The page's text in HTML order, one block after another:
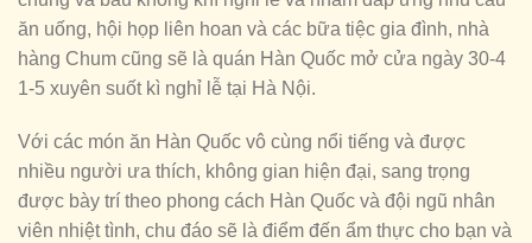
ăn uống, hội họp liên hoan và các bữa tiệc gia đình, nhà
hàng Chum cũng sẽ là quán Hàn Quốc mở cửa ngày 30-4
1-5 xuyên suốt kì nghỉ lễ tại Hà Nội.
Với các món ăn Hàn Quốc vô cùng nổi tiếng và được
nhiều người ưa thích, không gian hiện đại, sang trọng
được bày trí theo phong cách Hàn Quốc và đội ngũ nhân
viên nhiệt tình, chu đáo sẽ là điểm đến ẩm thực cho bạn và